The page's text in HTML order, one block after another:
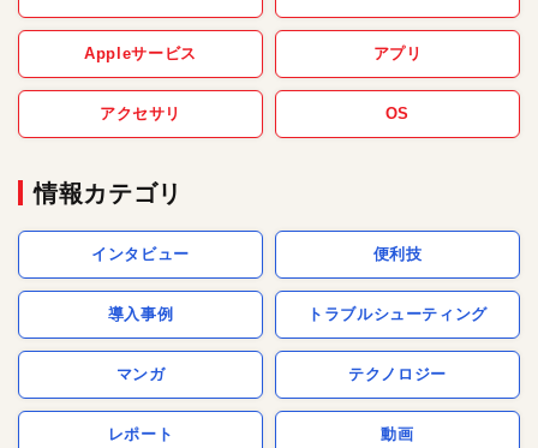
Appleサービス アプリ
アクセサリ OS
情報カテゴリ
インタビュー 便利技
導入事例 トラブルシューティング
マンガ テクノロジー
レポート 動画